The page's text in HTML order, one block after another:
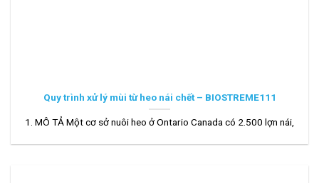
Quy trình xử lý mùi từ heo nái chết – BIOSTREME111
1. MÔ TẢ Một cơ sở nuôi heo ở Ontario Canada có 2.500 lợn nái,